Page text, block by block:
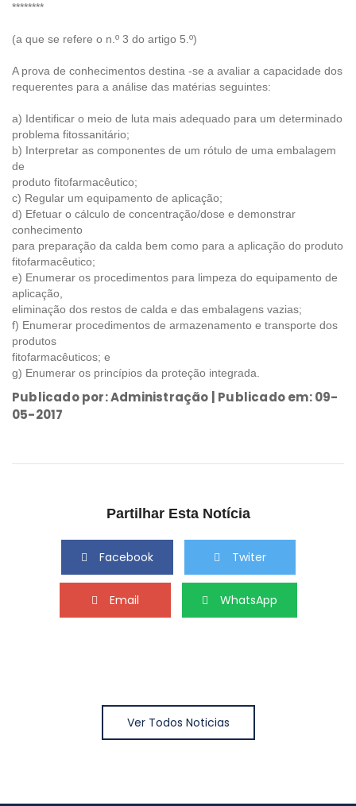
********
(a que se refere o n.º 3 do artigo 5.º)
A prova de conhecimentos destina -se a avaliar a capacidade dos
requerentes para a análise das matérias seguintes:
a) Identificar o meio de luta mais adequado para um determinado
problema fitossanitário;
b) Interpretar as componentes de um rótulo de uma embalagem
de
produto fitofarmacêutico;
c) Regular um equipamento de aplicação;
d) Efetuar o cálculo de concentração/dose e demonstrar
conhecimento
para preparação da calda bem como para a aplicação do produto
fitofarmacêutico;
e) Enumerar os procedimentos para limpeza do equipamento de
aplicação,
eliminação dos restos de calda e das embalagens vazias;
f) Enumerar procedimentos de armazenamento e transporte dos
produtos
fitofarmacêuticos; e
g) Enumerar os princípios da proteção integrada.
Publicado por: Administração | Publicado em: 09-
05-2017
Partilhar Esta Notícia
Facebook Twiter
Email WhatsApp
Ver Todos Noticias